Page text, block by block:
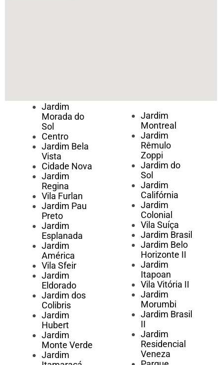
Jardim
Morada do
Sol
Centro
Jardim Bela
Vista
Cidade Nova
Jardim
Regina
Vila Furlan
Jardim Pau
Preto
Jardim
Esplanada
Jardim
América
Vila Sfeir
Jardim
Eldorado
Jardim dos
Colibris
Jardim
Hubert
Jardim
Monte Verde
Jardim
Jardim
Montreal
Jardim
Rêmulo
Zoppi
Jardim do
Sol
Jardim
Califórnia
Jardim
Colonial
Vila Suíça
Jardim Brasil
Jardim Belo
Horizonte II
Jardim
Itapoan
Vila Vitória II
Jardim
Morumbi
Jardim Brasil
II
Jardim
Residencial
Veneza